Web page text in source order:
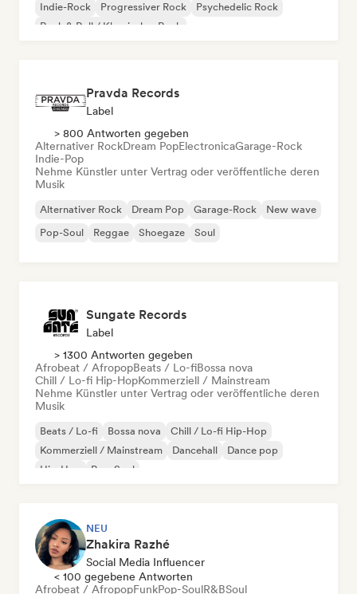
Indie-Rock
Progressiver Rock
Psychedelic Rock
Rock & Roll / Klassischer Rock
Pravda Records
Label
> 800 Antworten gegeben
Alternativer RockDream PopElectronicaGarage-Rock
Indie-Pop
Nehme Künstler unter Vertrag oder veröffentliche deren
Musik
Alternativer Rock Dream Pop Garage-Rock
New wave
Pop-Soul
Reggae Shoegaze Soul
Sungate Records
Label
> 1300 Antworten gegeben
Afrobeat / AfropopBeats / Lo-fiBossa nova
Chill / Lo-fi Hip-HopKommerziell / Mainstream
Nehme Künstler unter Vertrag oder veröffentliche deren
Musik
Beats / Lo-fi Bossa nova
Chill / Lo-fi Hip-Hop
Kommerziell / Mainstream
Dancehall
Dance pop
Hip-Hop
Pop-Soul
NEU
Zhakira Razhé
Social Media Influencer
< 100 gegebene Antworten
Afrobeat / AfropopFunkPop-SoulR&BSoul